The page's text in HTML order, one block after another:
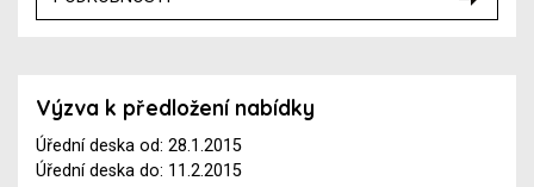
Výzva k předložení nabídky
Úřední deska od: 28.1.2015
Úřední deska do: 11.2.2015